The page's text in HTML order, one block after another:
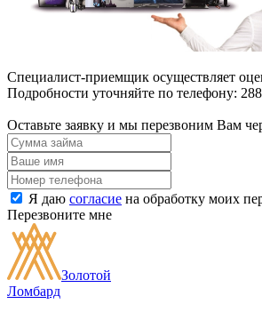
Специалист-приемщик осуществляет
Подробности уточняйте по телефону:
Оставьте заявку и мы перезвоним Вам
Я даю согласие на обработку моих
Перезвоните мне
Золотой
Ломбард